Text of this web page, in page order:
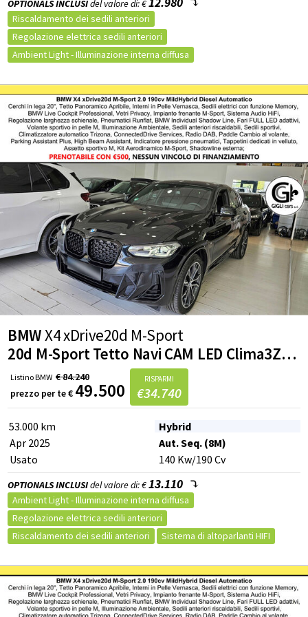
OPTIONALS INCLUSIdel valore di: €
Riscaldamento dei sedili anteriori
Regolazione elettrica sedili anteriori
Ambient Light - Illuminazione interna diffusa
Impianto frenante MSport con pinze blu
Interni in Pelle Vernasca Black con profili in contrasto Grey
Driving Assistant
Parking Assistant Plus con SurroundView
Tettuccio panoramico in vetro scorrevole/inclinabile ad azionamento elettrico
Sophisto Grey Brilliant Effect
Vetri posteriori laterali e lunotto oscurati
Cerchi in lega da 20" a doppie razze, styling 699 M (Pneum. Mistiant. 245/45, post.275/40 R20- Runflat)
BMWX4 xDrive20d M-Sport
20d M-Sport Tetto Navi CAM LED Clima3Zone MSport
prezzo per te€ 49.500
ListinoBMW €84.240 RISPARMI
€34.740
53.000 km
Hybrid
Apr 2025
Aut. Seq. (8M)
Usato
140 Kw/190 Cv
OPTIONALS INCLUSIdel valore di: €13.110
Ambient Light - Illuminazione interna diffusa
Regolazione elettrica sedili anteriori
Riscaldamento dei sedili anteriori
Sistema di altoparlanti HIFI
Cerchi in lega da 20" a doppie razze, styling 699 M (Pneum. Mistiant. 245/45, post.275/40 R20- Runflat)
Impianto frenante MSport con pinze blu